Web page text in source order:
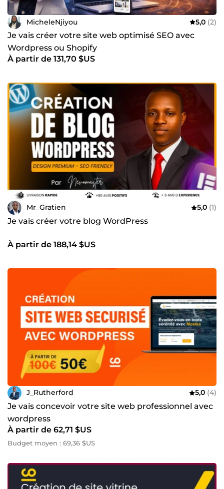
MicheleNjiyou 5,0 (2)
Je vais créer votre site web optimisé SEO avec
Wordpress ou Shopify
À partir de 131,70 $US
Mr_Gratien 5,0 (1)
Je vais créer votre blog WordPress
À partir de 188,14 $US
J_Rutherford 5,0 (4)
Je vais concevoir votre site web professionnel avec
wordpress
À partir de 62,71 $US
Budget moyen : 69,36 $US